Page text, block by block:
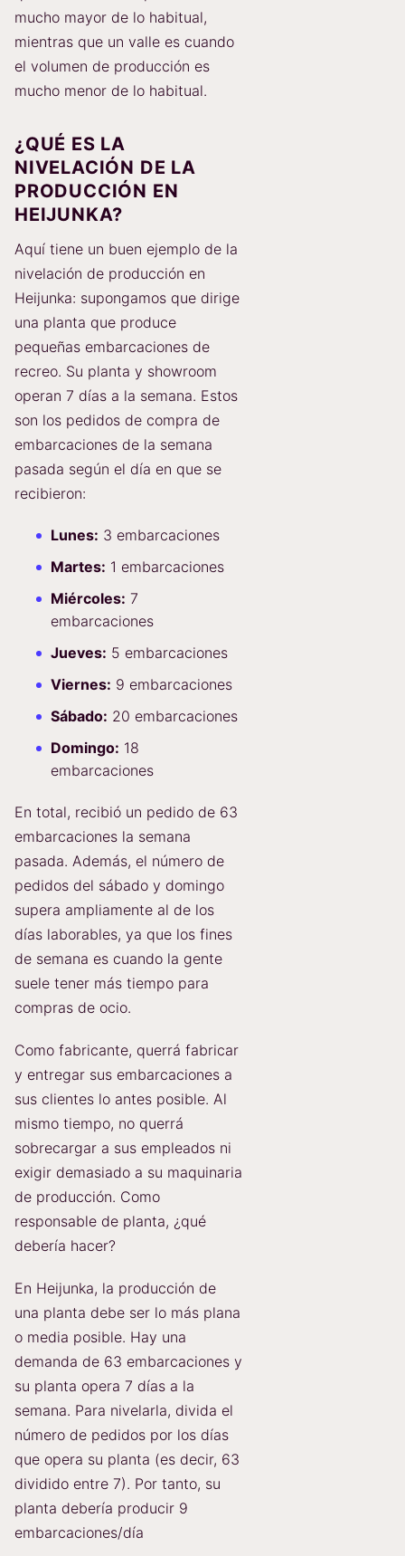
mucho mayor de lo habitual,
mientras que un valle es cuando
el volumen de producción es
mucho menor de lo habitual.
¿QUÉ ES LA
NIVELACIÓN DE LA
PRODUCCIÓN EN
HEIJUNKA?
Aquí tiene un buen ejemplo de la
nivelación de producción en
Heijunka: supongamos que dirige
una planta que produce
pequeñas embarcaciones de
recreo. Su planta y showroom
operan 7 días a la semana. Estos
son los pedidos de compra de
embarcaciones de la semana
pasada según el día en que se
recibieron:
Lunes: 3 embarcaciones
Martes: 1 embarcaciones
Miércoles: 7
embarcaciones
Jueves: 5 embarcaciones
Viernes: 9 embarcaciones
Sábado: 20 embarcaciones
Domingo: 18
embarcaciones
En total, recibió un pedido de 63
embarcaciones la semana
pasada. Además, el número de
pedidos del sábado y domingo
supera ampliamente al de los
días laborables, ya que los fines
de semana es cuando la gente
suele tener más tiempo para
compras de ocio.
Como fabricante, querrá fabricar
y entregar sus embarcaciones a
sus clientes lo antes posible. Al
mismo tiempo, no querrá
sobrecargar a sus empleados ni
exigir demasiado a su maquinaria
de producción. Como
responsable de planta, ¿qué
debería hacer?
En Heijunka, la producción de
una planta debe ser lo más plana
o media posible. Hay una
demanda de 63 embarcaciones y
su planta opera 7 días a la
semana. Para nivelarla, divida el
número de pedidos por los días
que opera su planta (es decir, 63
dividido entre 7). Por tanto, su
planta debería producir 9
embarcaciones/día